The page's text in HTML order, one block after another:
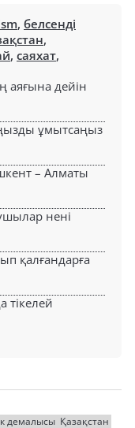
, белсенді
,
, саяхат,
аяғына дейін
ұмытсаңыз
– Алматы
нені
қалғандарға
тікелей
демалысы Қазақстан